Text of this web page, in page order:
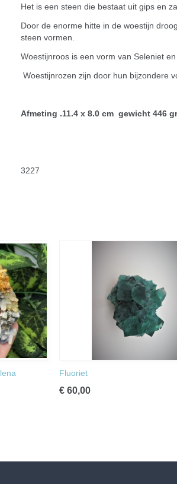
Het is een steen die bestaat uit gips en
Door de enorme hitte in de woestijn
steen vormen.
Woestijnroos is een vorm van Seleniet
Woestijnrozen zijn door hun bijzondere
Afmeting .11.4 x 8.0 cm gewicht 446
3227
Fluoriet
€ 60,00